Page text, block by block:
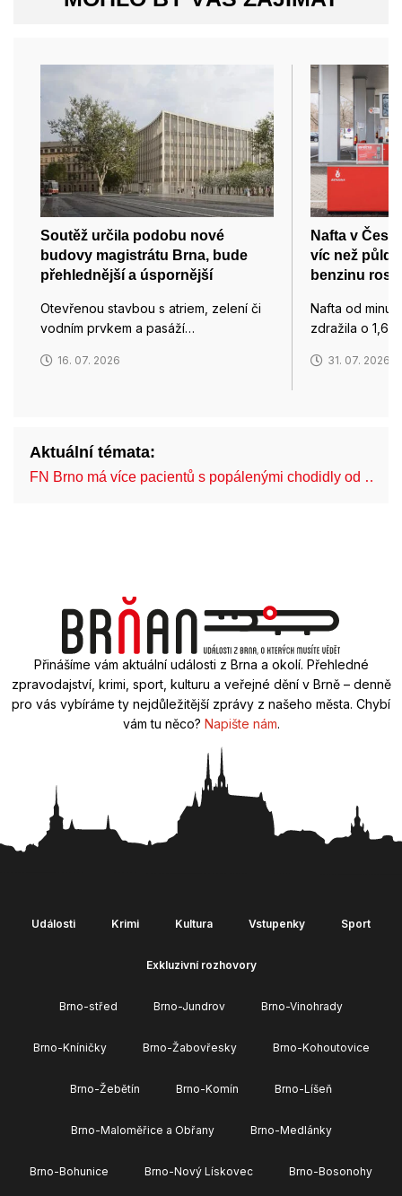
Soutěž určila podobu nové
budovy magistrátu Brna, bude
přehlednější a úspornější
Otevřenou stavbou s atriem, zelení či
vodním prvkem a pasáží…
16. 07. 2026
Nafta v
víc než
benzinu
Nafta od
zdražila o
31. 07. 2026
Aktuální témata:
FN Brno má více pacientů s popálenými chodidly od …
Přinášíme vám aktuální události z Brna a okolí. Přehledné
zpravodajství, krimi, sport, kulturu a veřejné dění v Brně – denně
pro vás vybíráme ty nejdůležitější zprávy z našeho města. Chybí
vám tu něco? Napište nám.
Události Krimi Kultura Vstupenky Sport
Exkluzivní rozhovory
Brno-střed Brno-Jundrov Brno-Vinohrady
Brno-Kníničky Brno-Žabovřesky Brno-Kohoutovice
Brno-Žebětín Brno-Komín Brno-Líšeň
Brno-Maloměřice a Obřany Brno-Medlánky
Brno-Bohunice Brno-Nový Lískovec Brno-Bosonohy